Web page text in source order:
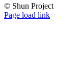
© Shun Project
YouTube
Instagram
Facebook
Facebook
Page load link